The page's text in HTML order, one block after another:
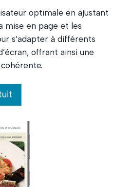
optimale en ajustant
mise en page et les
s’adapter à différents
offrant ainsi une